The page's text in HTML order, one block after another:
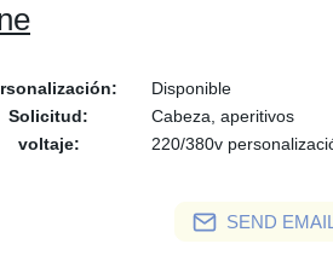
Disponible
Solicitud:
Cabeza, aperitivos
voltaje:
220/380v
SEND